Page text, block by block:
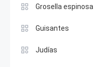
Grosella espinosa
Guisantes
Judías